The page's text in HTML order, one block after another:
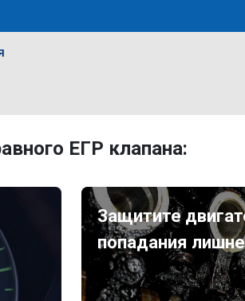
ЕГР клапана:
Защитите
попадания